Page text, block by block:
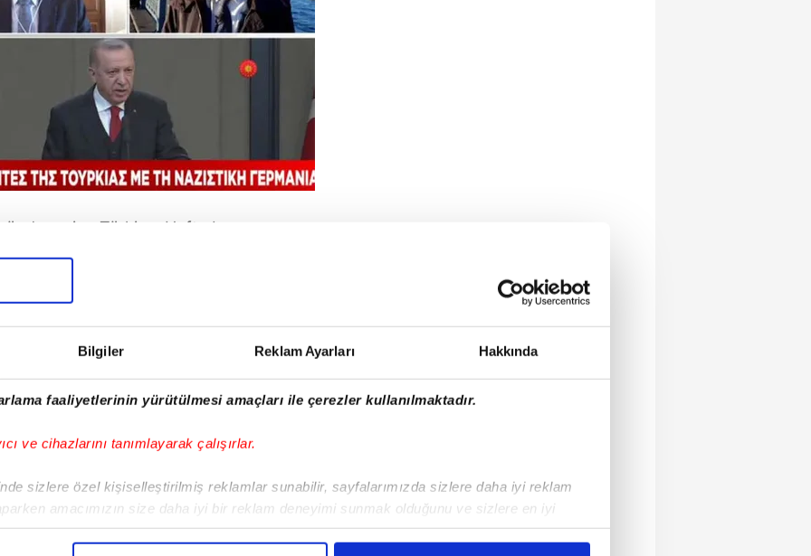
Bilgiler Reklam Ayarları Hakkında
faaliyetlerinin yürütülmesi amaçları ile çerezler kullanılmaktadır.
ve cihazlarını tanımlayarak çalışırlar.
sizlere özel kişiselleştirilmiş reklamlar sunabilir, sayfalarımızda sizlere daha iyi reklam
amacımızın size daha iyi bir reklam deneyimi sunmak olduğunu ve sizlere en iyi
gelen çabayı gösterdiğimizi ve bu noktada, reklamların maliyetlerimizi karşılamak
yine Türkiye. Hafta boyunca
bir televizyon programında büyük bir
televizyonunda Türkiye ile ilişkilerin
dönüştü. Türk-Yunan ilişkileri
Yeni Demokrasi'nin milletvekili olan
yenilenmesi teklifi için